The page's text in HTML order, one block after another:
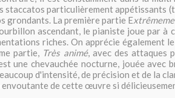
staccatos particulièrement appétissants
grondants. La première partie E
ascendant, le pianiste joue par à
riches. On apprécie également
partie, Très animé, avec des attaques
une chevauchée nocturne, jouée
d'intensité, de précision et de la
de cette œuvre si